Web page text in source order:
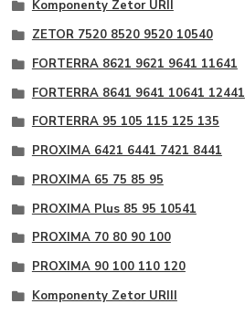
Komponenty Zetor URII
ZETOR 7520 8520 9520 10540
FORTERRA 8621 9621 9641 11641
FORTERRA 8641 9641 10641 12441
FORTERRA 95 105 115 125 135
PROXIMA 6421 6441 7421 8441
PROXIMA 65 75 85 95
PROXIMA Plus 85 95 10541
PROXIMA 70 80 90 100
PROXIMA 90 100 110 120
Komponenty Zetor URIII